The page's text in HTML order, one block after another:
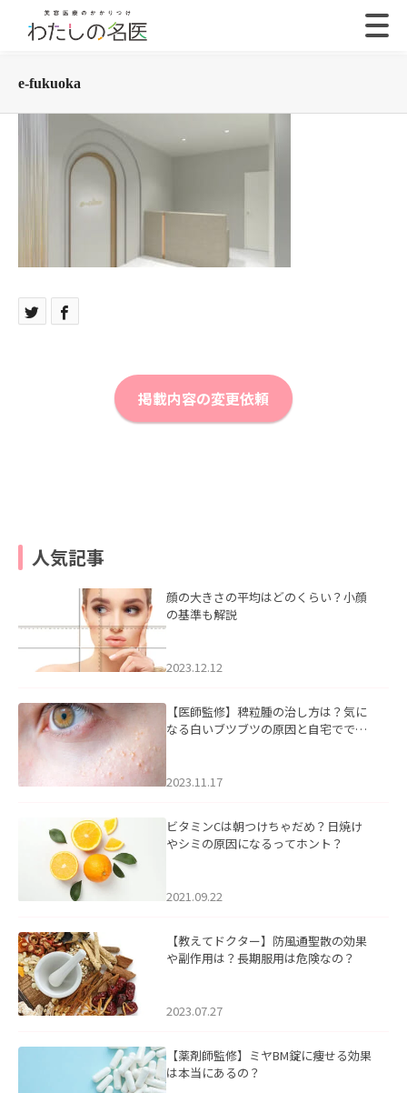
e-fukuoka
掲載内容の変更依頼
人気記事
顔の大きさの平均はどのくらい？小顔
の基準も解説
2023.12.12
【医師監修】稗粒腫の治し方は？気に
なる白いブツブツの原因と自宅ででき
2023.11.17
ビタミンCは朝つけちゃだめ？日焼け
やシミの原因になるってホント？
2021.09.22
【教えてドクター】防風通聖散の効果
や副作用は？長期服用は危険なの？
2023.07.27
【薬剤師監修】ミヤBM錠に痩せる効果
は本当にあるの？